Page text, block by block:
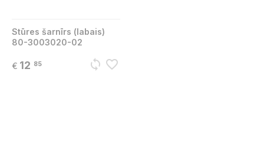
Stūres šarnīrs (labais)
80-3003020-02
€ 12 85 sync favorite_border